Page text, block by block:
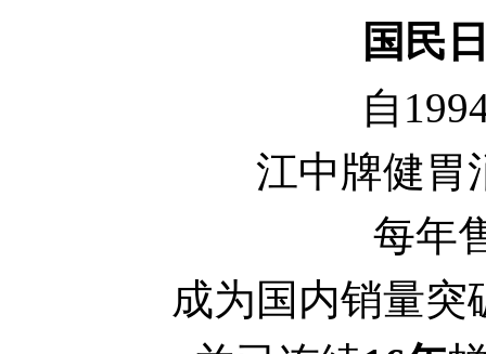
国民日
自
江中牌健胃
每年
成为国内销量突